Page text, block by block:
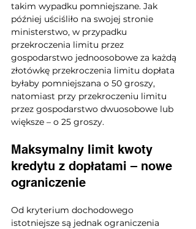
takim wypadku pomniejszane. Jak
później uściśliło na swojej stronie
ministerstwo, w przypadku
przekroczenia limitu przez
gospodarstwo jednoosobowe za każdą
złotówkę przekroczenia limitu dopłata
byłaby pomniejszana o 50 groszy,
natomiast przy przekroczeniu limitu
przez gospodarstwo dwuosobowe lub
większe – o 25 groszy.
Maksymalny limit kwoty
kredytu z dopłatami – nowe
ograniczenie
Od kryterium dochodowego
istotniejsze są jednak ograniczenia